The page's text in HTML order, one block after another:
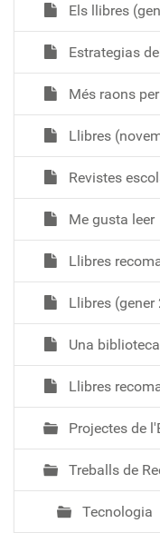
Els llibres
Estrategias
Més raons
Llibres
Revistes
Me gusta leer
Llibres
Llibres (gener
Una
Llibres
Projectes de
Treballs de
Tecnologia